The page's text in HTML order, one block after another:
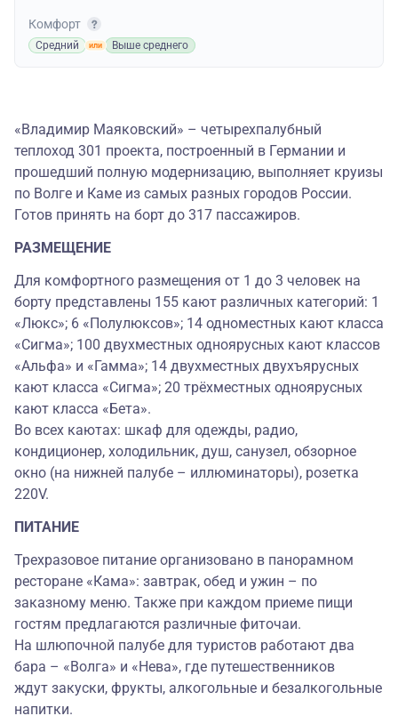
Комфорт
Средний Выше среднего
«Владимир Маяковский» – четырехпалубный
теплоход 301 проекта, построенный в Германии и
прошедший полную модернизацию, выполняет круизы
по Волге и Каме из самых разных городов России.
Готов принять на борт до 317 пассажиров.
РАЗМЕЩЕНИЕ
Для комфортного размещения от 1 до 3 человек на
борту представлены 155 кают различных категорий: 1
«Люкс»; 6 «Полулюксов»; 14 одноместных кают класса
«Сигма»; 100 двухместных одноярусных кают классов
«Альфа» и «Гамма»; 14 двухместных двухъярусных
кают класса «Сигма»; 20 трёхместных одноярусных
кают класса «Бета».
Во всех каютах: шкаф для одежды, радио,
кондиционер, холодильник, душ, санузел, обзорное
окно (на нижней палубе – иллюминаторы), розетка
220V.
ПИТАНИЕ
Трехразовое питание организовано в панорамном
ресторане «Кама»: завтрак, обед и ужин – по
заказному меню. Также при каждом приеме пищи
гостям предлагаются различные фиточаи.
На шлюпочной палубе для туристов работают два
бара – «Волга» и «Нева», где путешественников
ждут закуски, фрукты, алкогольные и безалкогольные
напитки.